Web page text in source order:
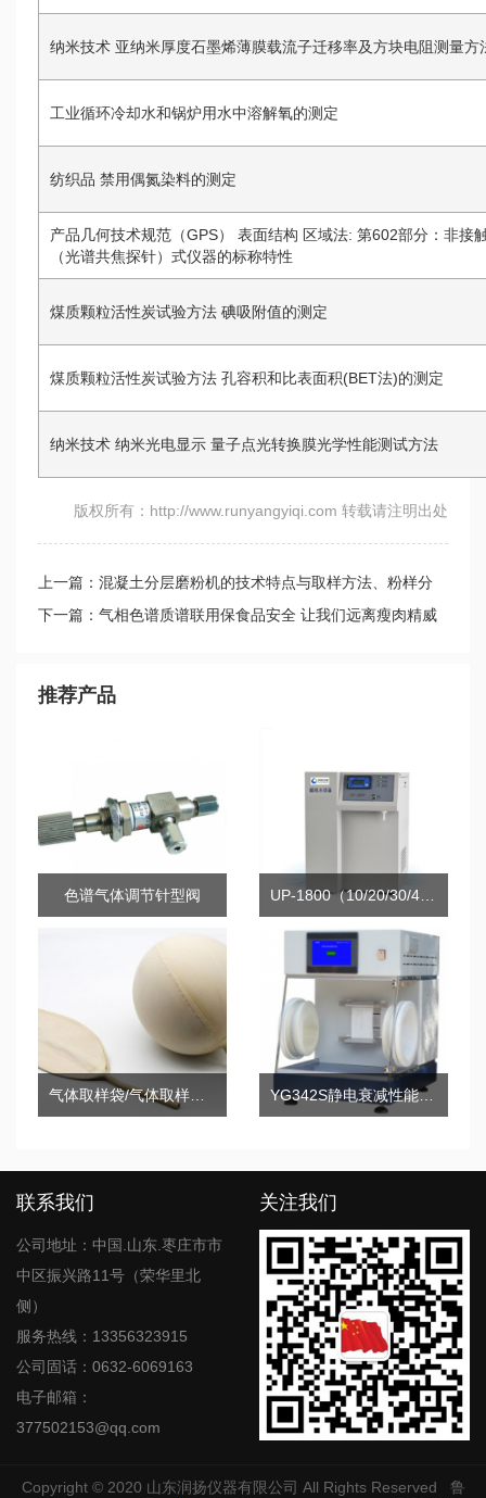
纳米技术 亚纳米厚度石墨烯薄膜载流子迁移率及方块电阻测量方
工业循环冷却水和锅炉用水中溶解氧的测定
纺织品 禁用偶氮染料的测定
产品几何技术规范（GPS） 表面结构 区域法: 第602部分：非接
（光谱共焦探针）式仪器的标称特性
煤质颗粒活性炭试验方法 碘吸附值的测定
煤质颗粒活性炭试验方法 孔容积和比表面积(BET法)的测定
纳米技术 纳米光电显示 量子点光转换膜光学性能测试方法
版权所有：http://www.runyangyiqi.com 转载请注明出处
上一篇：混凝土分层磨粉机的技术特点与取样方法、粉样分
层、磨粉收集
下一篇：气相色谱质谱联用保食品安全 让我们远离瘦肉精威
推荐产品
色谱气体调节针型阀
YG342S静电衰减性能测试仪
联系我们
公司地址：中国.山东.枣庄市市
中区振兴路11号（荣华里北
侧）
服务热线：13356323915
公司固话：0632-6069163
电子邮箱：
377502153@qq.com
关注我们
Copyright © 2020 山东润扬仪器有限公司 All Rights Reserved 鲁